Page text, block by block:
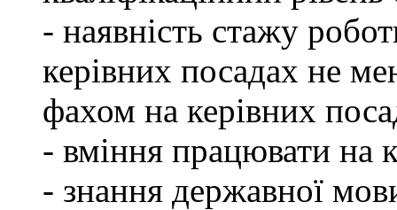
- наявність стажу
керівних посадах не
фахом на керівних
- вміння працювати на
- знання державної